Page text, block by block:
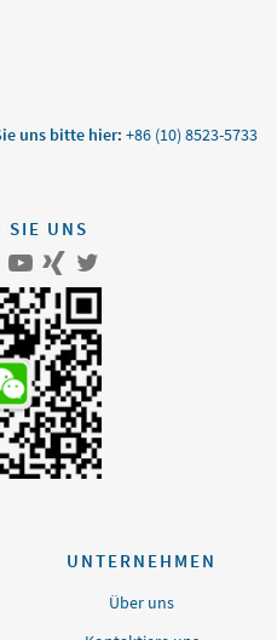
uns bitte hier: +86 (10) 8523-5733
SIE UNS
UNTERNEHMEN
Über uns